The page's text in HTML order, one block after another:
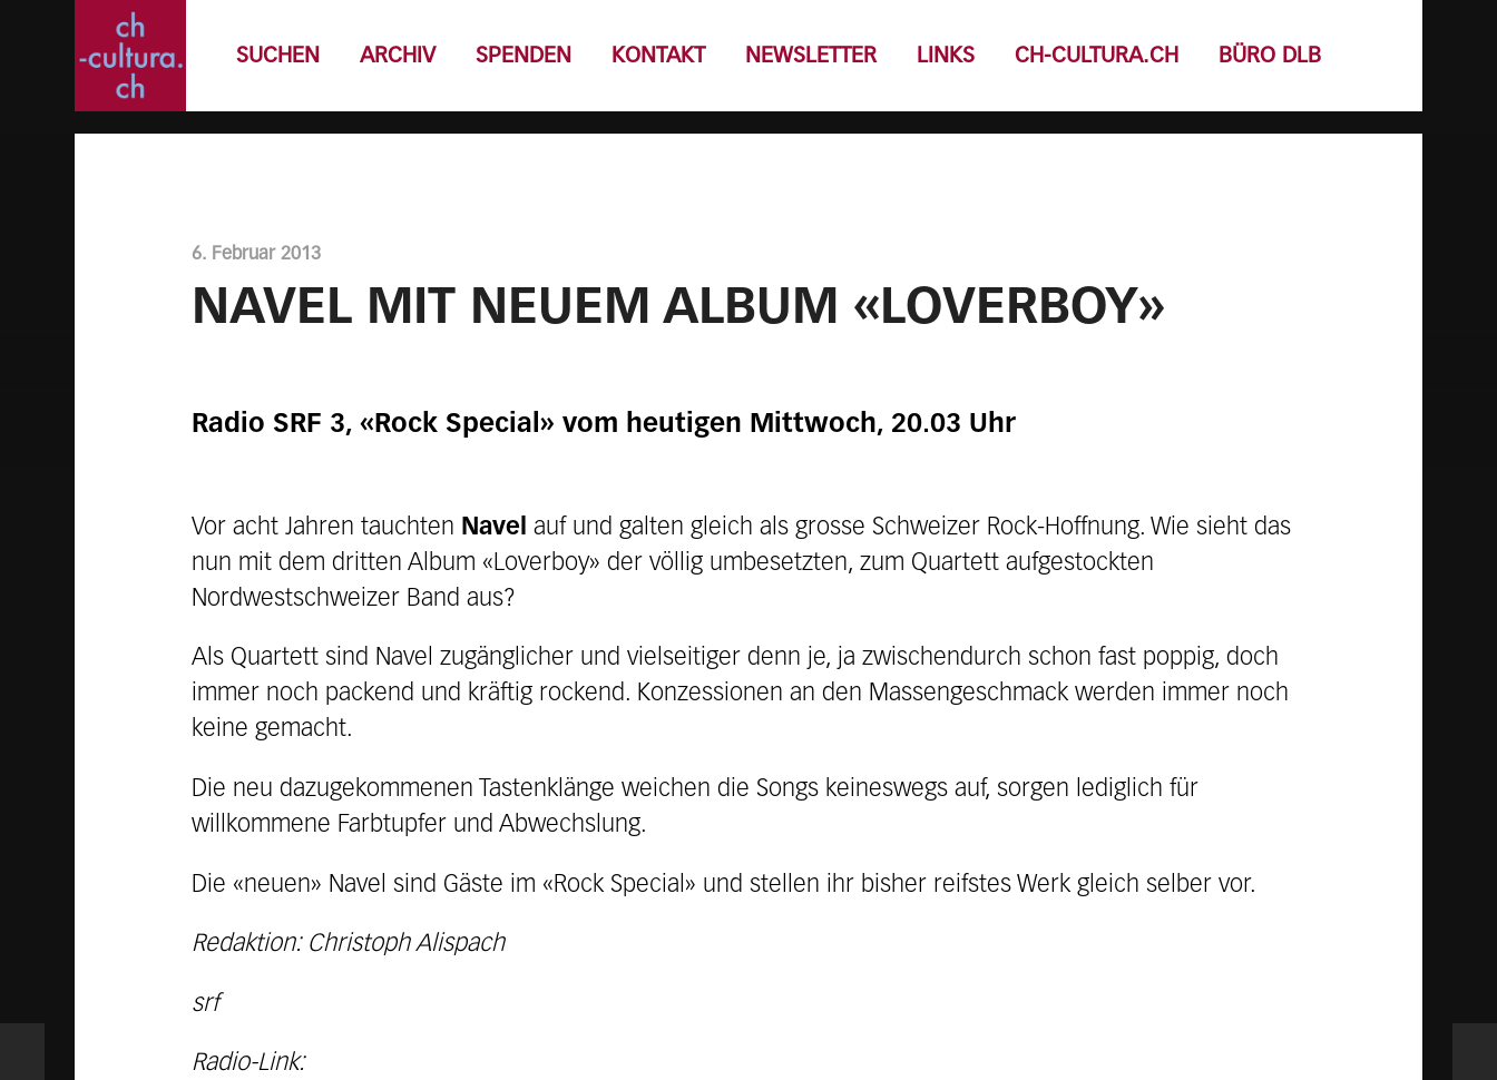
SUCHEN ARCHIV SPENDEN KONTAKT NEWSLETTER LINKS CH-CULTURA.CH BÜRO DLB
6. Februar 2013
NAVEL MIT NEUEM ALBUM «LOVERBOY»
Radio SRF 3, «Rock Special» vom heutigen Mittwoch, 20.03 Uhr
Vor acht Jahren tauchten Navel auf und galten gleich als grosse Schweizer Rock-Hoffnung. Wie sieht das
nun mit dem dritten Album «Loverboy» der völlig umbesetzten, zum Quartett aufgestockten
Nordwestschweizer Band aus?
Als Quartett sind Navel zugänglicher und vielseitiger denn je, ja zwischendurch schon fast poppig, doch
immer noch packend und kräftig rockend. Konzessionen an den Massengeschmack werden immer noch
keine gemacht.
Die neu dazugekommenen Tastenklänge weichen die Songs keineswegs auf, sorgen lediglich für
willkommene Farbtupfer und Abwechslung.
Die «neuen» Navel sind Gäste im «Rock Special» und stellen ihr bisher reifstes Werk gleich selber vor.
Redaktion: Christoph Alispach
srf
Radio-Link: